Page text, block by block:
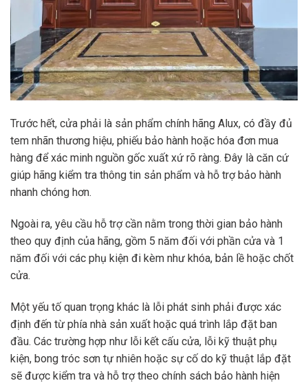
Trước hết, cửa phải là sản phẩm chính hãng Alux, có đầy đủ
tem nhãn thương hiệu, phiếu bảo hành hoặc hóa đơn mua
hàng để xác minh nguồn gốc xuất xứ rõ ràng. Đây là căn cứ
giúp hãng kiểm tra thông tin sản phẩm và hỗ trợ bảo hành
nhanh chóng hơn.
Ngoài ra, yêu cầu hỗ trợ cần nằm trong thời gian bảo hành
theo quy định của hãng, gồm 5 năm đối với phần cửa và 1
năm đối với các phụ kiện đi kèm như khóa, bản lề hoặc chốt
cửa.
Một yếu tố quan trọng khác là lỗi phát sinh phải được xác
định đến từ phía nhà sản xuất hoặc quá trình lắp đặt ban
đầu. Các trường hợp như lỗi kết cấu cửa, lỗi kỹ thuật phụ
kiện, bong tróc sơn tự nhiên hoặc sự cố do kỹ thuật lắp đặt
sẽ được kiểm tra và hỗ trợ theo chính sách bảo hành hiện